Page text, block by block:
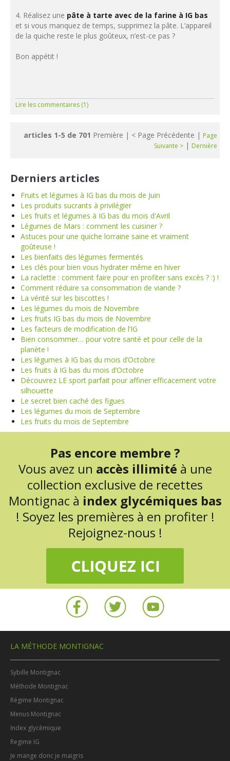
4. Réalisez une pâte à tarte avec de la farine à IG bas
et si vous manquez de temps, supprimez la pâte. L’appareil
de la quiche reste le plus goûteux, n’est-ce pas ?
Bon appétit !
Lire les commentaires (1)
articles 1-5 de 701 Première | < Page Précédente | Page
Suivante > | Dernière
Derniers articles
Fruits et légumes à IG bas du mois de Juin
Les produits sucrants à privilégier
Les fruits et légumes à IG bas du mois d'Avril
Légumes de Mars : comment les cuisiner ?
Astuces pour une quiche lorraine saine et vraiment
goûteuse !
Les bienfaits des légumes fermentés
Les clés pour bien vous hydrater même en hiver
La raclette : comment faire pour en profiter sans excès ? :) !
Comment réduire sa consommation de viande ?
La vérité sur les biscottes !
Les légumes du mois de Novembre
Les fruits IG bas du mois de Novembre
Les facteurs de modification de l’IG
Bien consommer… pour votre santé et pour celle de la
planète !
Les légumes à IG bas du mois d’Octobre
Les fruits à IG bas du mois d’Octobre
Découvrez LE sport parfait pour affiner efficacement votre
silhouette
Le secret bien caché des figues
Les légumes du mois de Septembre
Les fruits du mois de Septembre
Pas encore membre ?
Vous avez un accès illimité à une
collection exclusive de recettes
Montignac à index glycémiques bas
! Soyez les premières à en profiter !
Rejoignez-nous !
LA MÉTHODE MONTIGNAC
Sybille Montignac
Méthode Montignac
Régime Montignac
Menus Montignac
Index glycémique
Regime IG
Je mange donc je maigris